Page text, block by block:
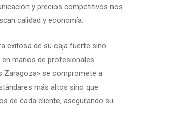
y precios competitivos nos
calidad y economía.
exitosa de su caja fuerte sino
manos de profesionales
Zaragoza» se compromete a
más altos sino que
de cada cliente, asegurando su